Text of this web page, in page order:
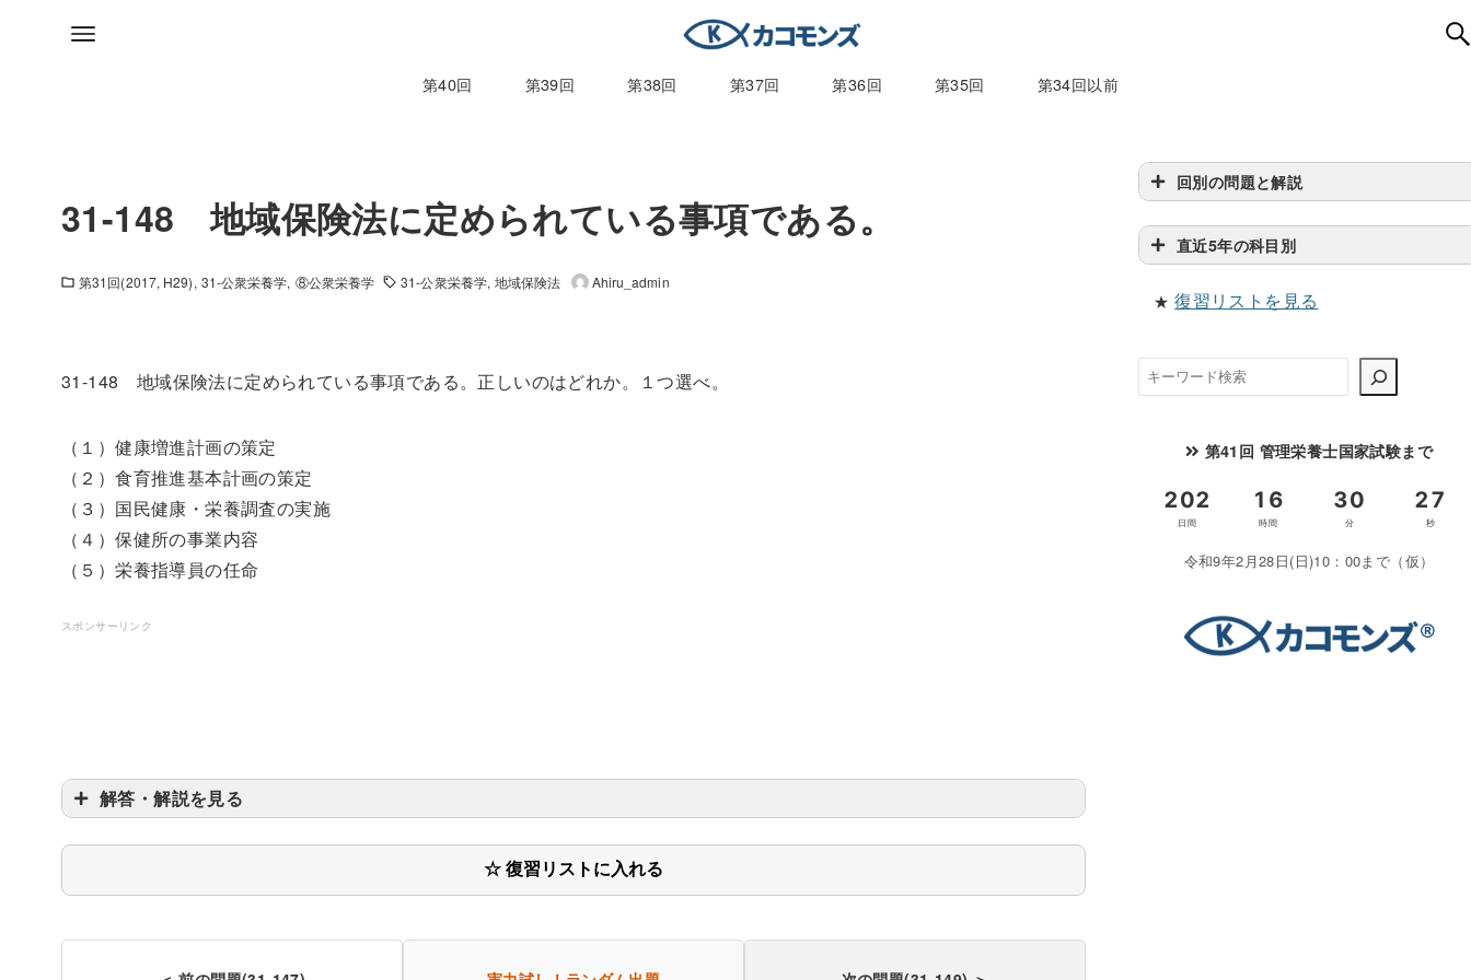
第40回 第39回 第38回 第37回 第36回 第35回 第34回以前
31-148 地域保険法に定められている事項である。
第31回(2017, H29) 31-公衆栄養学 ⑧公衆栄養学 31-公衆栄養学 地域保険法 Ahiru_admin
31-148 地域保険法に定められている事項である。正しいのはどれか。１つ選べ。
（１）健康増進計画の策定
（２）食育推進基本計画の策定
（３）国民健康・栄養調査の実施
（４）保健所の事業内容
（５）栄養指導員の任命
スポンサーリンク
解答・解説を見る
☆ 復習リストに入れる
回別の問題と解説
直近5年の科目別
★復習リストを見る
検
索
第41回 管理栄養士国家試験まで
令和9年2月28日(日)10：00まで（仮）